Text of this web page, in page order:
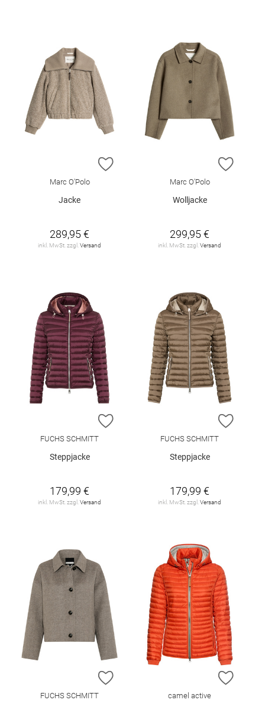
ZUR WUNSCHLISTE HINZUFÜGEN
Marc O'Polo
Jacke
289,95 €
inkl. MwSt. zzgl.Versand
ZUR
Marc O'Polo
Wolljacke
299,95 €
inkl. MwSt. zzgl.Versand
ZUR WUNSCHLISTE HINZUFÜGEN
FUCHS SCHMITT
Steppjacke
179,99 €
inkl. MwSt. zzgl. Versand
ZUR
FUCHS SCHMITT
Steppjacke
179,99 €
inkl. MwSt. zzgl. Versand
ZUR WUNSCHLISTE HINZUFÜGEN
FUCHS SCHMITT
ZUR
camel active